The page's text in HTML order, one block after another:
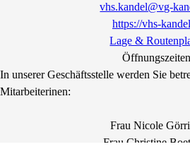
vhs.kandel@vg-
https://vhs-
Lage &
In unserer Geschäftsstelle werden Sie
Mitarbeiterinen:
Frau Nicole
Frau Christine